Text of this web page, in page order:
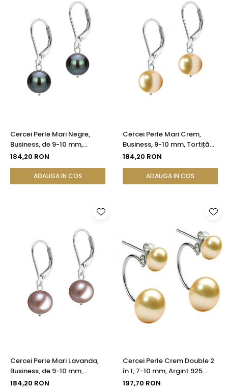
Cercei Perle Mari Negre,
Business, de 9-10 mm,
Tortiță Închisă, Argint 925 |
184,20 RON
ADAUGA IN COS
Cercei Perle Mari Crem,
Business, 9-10 mm, Tortiță
Închisă, Argint 925 -
184,20 RON
ADAUGA IN COS
Cercei Perle Mari Lavanda,
Business, de 9-10 mm,
Tortiță Închisă, Argint 925 -
184,20 RON
Cercei Perle Crem Double 2
în 1, 7-10 mm, Argint 925
Placat cu Platină |
197,70 RON